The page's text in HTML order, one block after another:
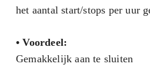
het aantal start/stops per uur
• Voordeel:
Gemakkelijk aan te sluiten